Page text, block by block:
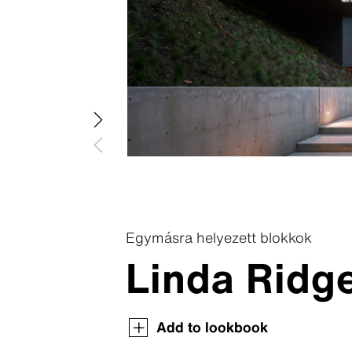
Letöltőközpont
Egymásra helyezett blokkok
Linda
Add to lookbook